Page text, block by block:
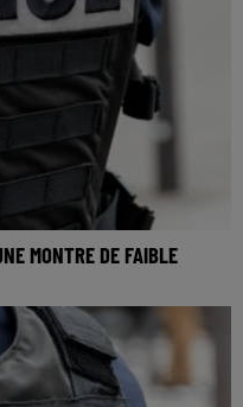
MONTRE DE FAIBLE